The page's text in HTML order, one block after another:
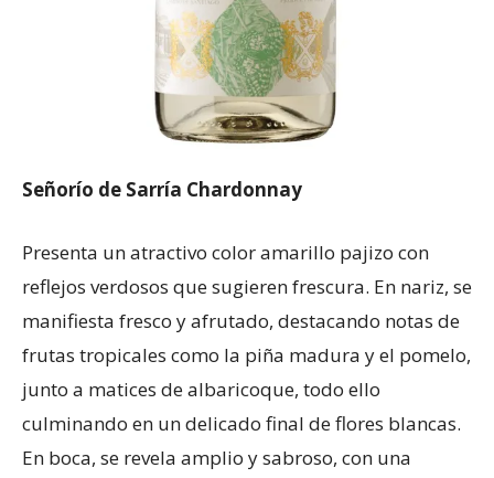
Señorío de Sarría Chardonnay
Presenta un atractivo color amarillo pajizo con
reflejos verdosos que sugieren frescura. En nariz, se
manifiesta fresco y afrutado, destacando notas de
frutas tropicales como la piña madura y el pomelo,
junto a matices de albaricoque, todo ello
culminando en un delicado final de flores blancas.
En boca, se revela amplio y sabroso, con una